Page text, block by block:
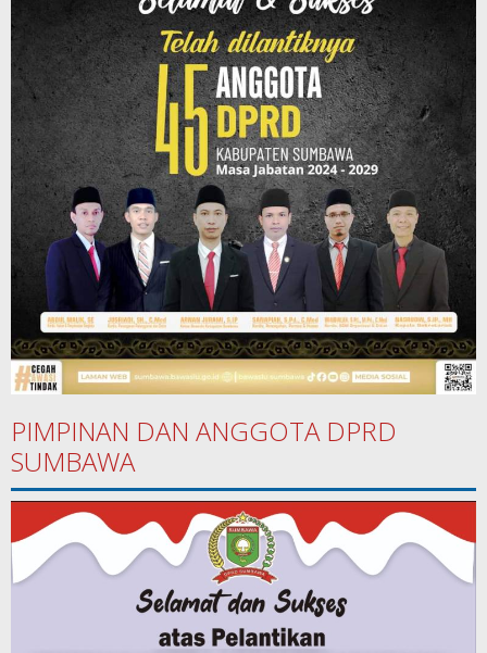
PIMPINAN DAN ANGGOTA DPRD
SUMBAWA